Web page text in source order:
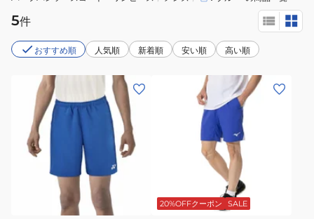
5件
おすすめ順 人気順 新着順 安い順 高い順
20%OFFクーポン SALE